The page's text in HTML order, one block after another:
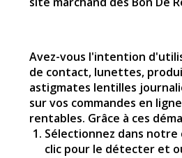
Avez-vous l'intention
de contact, lunettes,
astigmates lentilles
sur vos commandes en
rentables. Grâce à ces
Sélectionnez dans
clic pour le détecter et